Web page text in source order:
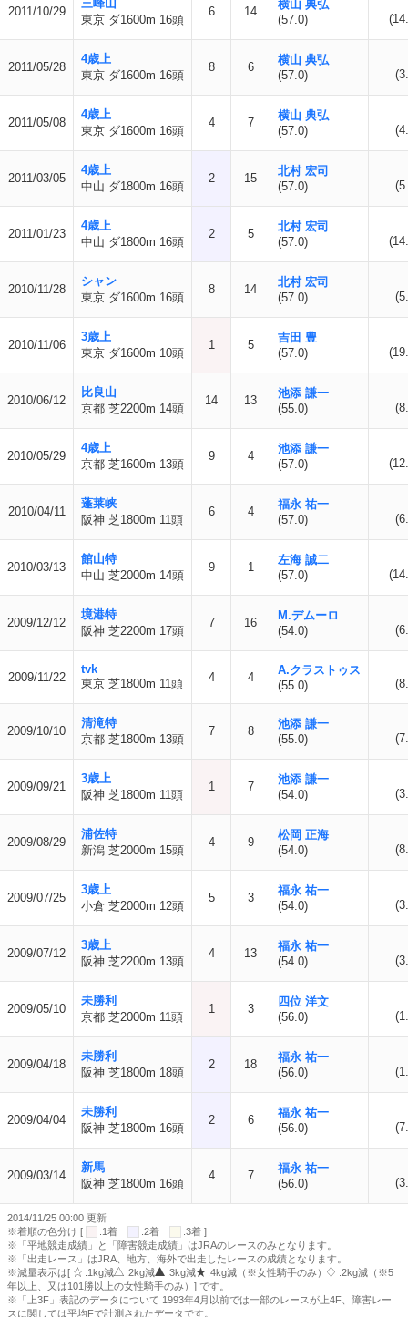
2011/10/29
三峰山
東京 ダ1600m 16頭
6 14
横山 典弘
(57.0)
2011/05/28
4歳上
東京 ダ1600m 16頭
8 6
横山 典弘
(57.0)
2011/05/08
4歳上
東京 ダ1600m 16頭
4 7
横山 典弘
(57.0)
2011/03/05
4歳上
中山 ダ1800m 16頭
2 15
北村 宏司
(57.0)
2011/01/23
4歳上
中山 ダ1800m 16頭
2 5
北村 宏司
(57.0)
2010/11/28
シャン
東京 ダ1600m 16頭
8 14
北村 宏司
(57.0)
2010/11/06
3歳上
東京 ダ1600m 10頭
1 5
吉田 豊
(57.0)
2010/06/12
比良山
京都 芝2200m 14頭
14 13
池添 謙一
(55.0)
2010/05/29
4歳上
京都 芝1600m 13頭
9 4
池添 謙一
(57.0)
2010/04/11
蓬莱峡
阪神 芝1800m 11頭
6 4
福永 祐一
(57.0)
2010/03/13
館山特
中山 芝2000m 14頭
9 1
左海 誠二
(57.0)
2009/12/12
境港特
阪神 芝2200m 17頭
7 16
M.デムーロ
(54.0)
2009/11/22
tvk
東京 芝1800m 11頭
4 4
A.クラストゥス
(55.0)
2009/10/10
清滝特
京都 芝1800m 13頭
7 8
池添 謙一
(55.0)
2009/09/21
3歳上
阪神 芝1800m 11頭
1 7
池添 謙一
(54.0)
2009/08/29
浦佐特
新潟 芝2000m 15頭
4 9
松岡 正海
(54.0)
2009/07/25
3歳上
小倉 芝2000m 12頭
5 3
福永 祐一
(54.0)
2009/07/12
3歳上
阪神 芝2200m 13頭
4 13
福永 祐一
(54.0)
2009/05/10
未勝利
京都 芝2000m 11頭
1 3
四位 洋文
(56.0)
2009/04/18
未勝利
阪神 芝1800m 18頭
2 18
福永 祐一
(56.0)
2009/04/04
未勝利
阪神 芝1800m 16頭
2 6
福永 祐一
(56.0)
2009/03/14
新馬
阪神 芝1800m 16頭
4 7
福永 祐一
(56.0)
2014/11/25 00:00 更新
※着順の色分け [
:1着 :2着
:3着 ]
※「平地競走成績」と「障害競走成績」はJRAのレースのみとなります。
※「出走レース」はJRA、地方、海外で出走したレースの成績となります。
※減量表示は[
:1kg減 :2kg減 :3kg減 :4kg減（※女性騎手のみ）
:2kg減（※5
年以上、又は101勝以上の女性騎手のみ）] です。
※「上3F」表記のデータについて 1993年4月以前では一部のレースが上4F、障害レー
スに関しては平均Fで計測されたデータです。